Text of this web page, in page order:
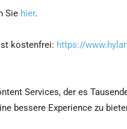
Sie hier.
kostenfrei: https://
Services, der es
bessere Experience zu